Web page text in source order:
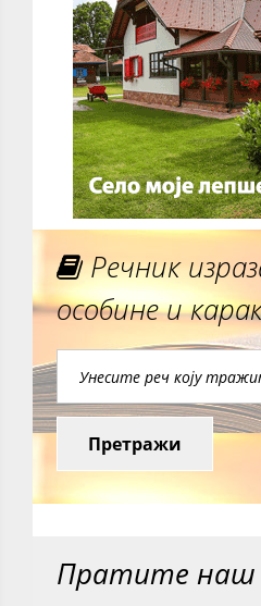
Речник
особине и
Претражи
Пратите наш